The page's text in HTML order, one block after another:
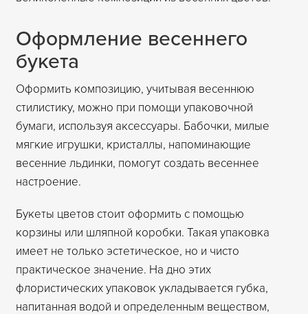
Оформление весеннего
букета
Оформить композицию, учитывая весеннюю
стилистику, можно при помощи упаковочной
бумаги, используя аксессуары. Бабочки, милые
мягкие игрушки, кристаллы, напоминающие
весенние льдинки, помогут создать весеннее
настроение.
Букеты цветов стоит оформить с помощью
корзины или шляпной коробки. Такая упаковка
имеет не только эстетическое, но и чисто
практическое значение. На дно этих
флористических упаковок укладывается губка,
напитанная водой и определенным веществом,